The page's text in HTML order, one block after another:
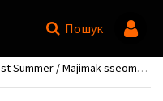
Пошук
Summer / Majimak sseommeo